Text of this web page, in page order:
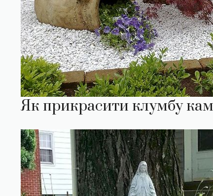
Як прикрасити клумбу